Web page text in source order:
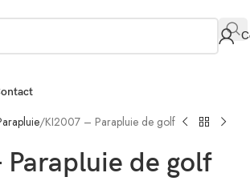
KI2007 – Parapluie de golf
Parapluie de golf